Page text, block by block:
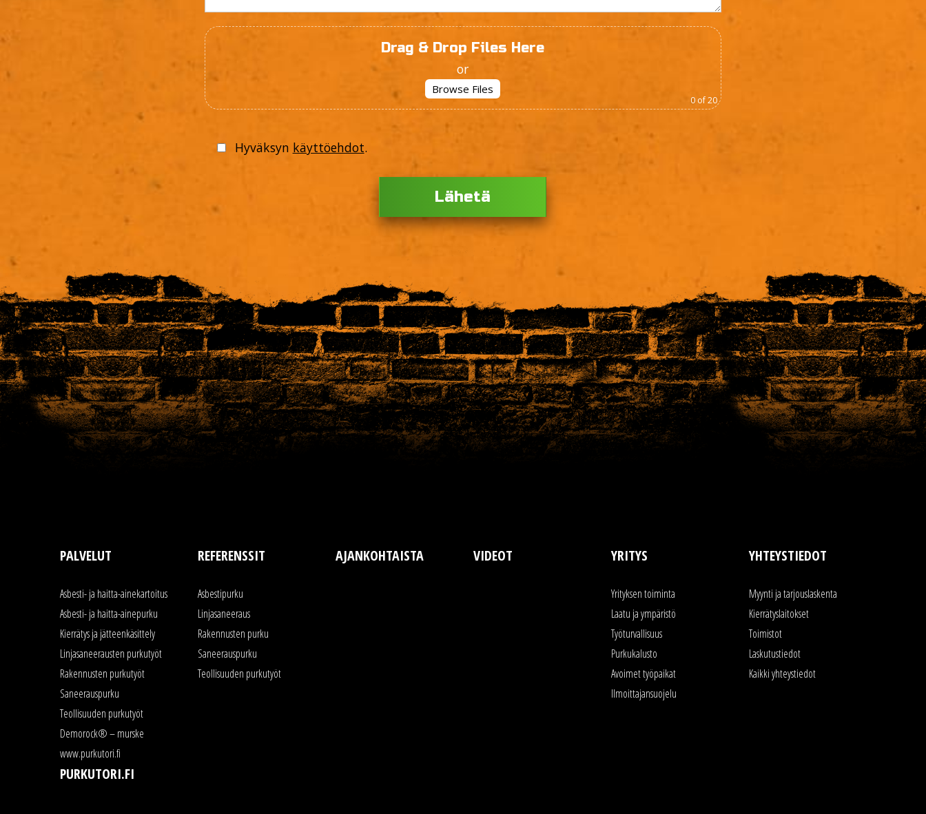
Drag & Drop Files Here
or
Browse Files
0of 20
Hyväksyn käyttöehdot.
field
empty.
PALVELUT
Asbesti- ja haitta-ainekartoitus
Asbesti- ja haitta-ainepurku
Kierrätys ja jätteenkäsittely
Linjasaneerausten purkutyöt
Rakennusten purkutyöt
Saneerauspurku
Teollisuuden purkutyöt
Demorock® – murske
www.purkutori.fi
REFERENSSIT
Asbestipurku
Linjasaneeraus
Rakennusten purku
Saneerauspurku
Teollisuuden purkutyöt
AJANKOHTAISTA VIDEOT YRITYS
Yrityksen toiminta
Laatu ja ympäristö
Työturvallisuus
Purkukalusto
Avoimet työpaikat
Ilmoittajansuojelu
YHTEYSTIEDOT
Myynti ja tarjouslaskenta
Kierrätyslaitokset
Toimistot
Laskutustiedot
Kaikki yhteystiedot
PURKUTORI.FI